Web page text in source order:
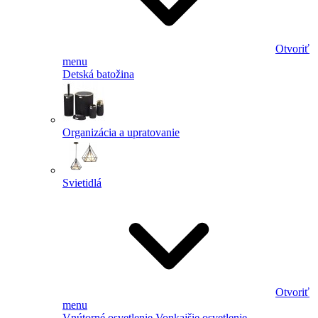
Otvoriť
menu
Detská batožina
Organizácia a upratovanie
Svietidlá
Otvoriť
menu